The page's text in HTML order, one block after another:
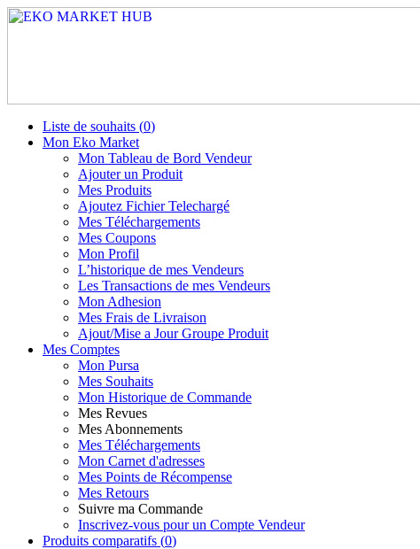
Liste de souhaits (0)
Mon Eko Market
Mon Tableau de Bord Vendeur
Ajouter un Produit
Mes Produits
Ajoutez Fichier Telechargé
Mes Téléchargements
Mes Coupons
Mon Profil
L’historique de mes Vendeurs
Les Transactions de mes Vendeurs
Mon Adhesion
Mes Frais de Livraison
Ajout/Mise a Jour Groupe Produit
Mes Comptes
Mon Pursa
Mes Souhaits
Mon Historique de Commande
Mes Revues
Mes Abonnements
Mes Téléchargements
Mon Carnet d'adresses
Mes Points de Récompense
Mes Retours
Suivre ma Commande
Inscrivez-vous pour un Compte Vendeur
Produits comparatifs (0)